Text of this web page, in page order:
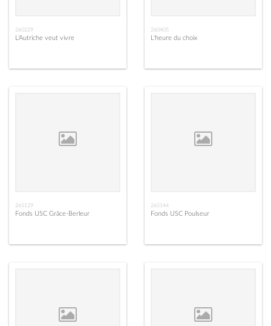
260229
L'Autriche veut vivre
260405
L'heure du choix
265129
Fonds USC Grâce-Berleur
265144
Fonds USC Poulseur